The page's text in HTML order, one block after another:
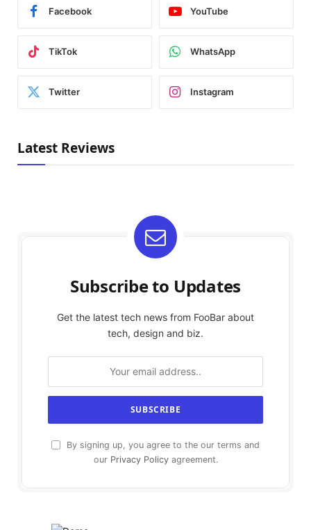
Facebook YouTube
TikTok WhatsApp
Twitter Instagram
Latest Reviews
Subscribe to Updates
Get the latest tech news from FooBar about
tech, design and biz.
By signing up, you agree to the our terms and
our Privacy Policyagreement.